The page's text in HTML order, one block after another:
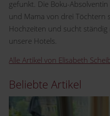
gefunkt. Die Boku-Absolventin
und Mama von drei Töchtern
Hochzeiten und sucht
unsere Hotels.
Alle Artikel von Elisabeth
Beliebte Artikel